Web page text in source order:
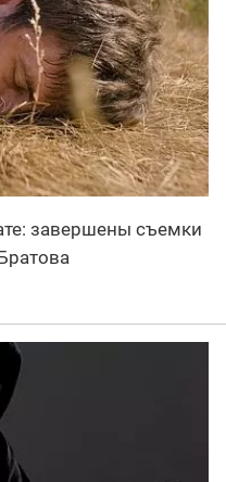
завершены съемки